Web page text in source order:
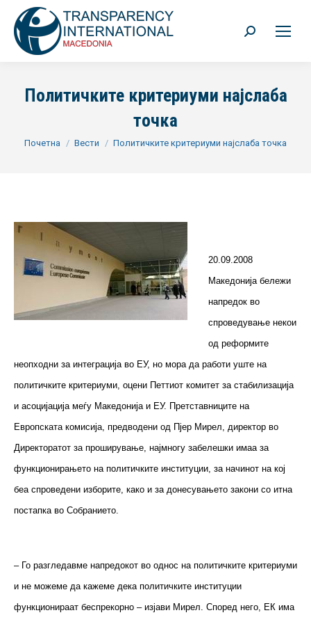
Search:
Политичките критериуми најслаба
точка
You are here:
Почетна Вести Политичките критериуми најслаба точка
20.09.2008
Македонија бележи
напредок во
спроведување некои
од реформите
неопходни за интеграција во ЕУ, но мора да работи уште на
политичките критериуми, оцени Петтиот комитет за стабилизација
и асоцијација меѓу Македонија и ЕУ. Претставниците на
Европската комисија, предводени од Пјер Мирел, директор во
Директоратот за проширување, најмногу забелешки имаа за
функционирањето на политичките институции, за начинот на кој
беа спроведени изборите, како и за донесувањето закони со итна
постапка во Собранието.
– Го разгледавме напредокот во однос на политичките критериуми
и не можеме да кажеме дека политичките институции
функционираат беспрекорно – изјави Мирел. Според него, ЕК има